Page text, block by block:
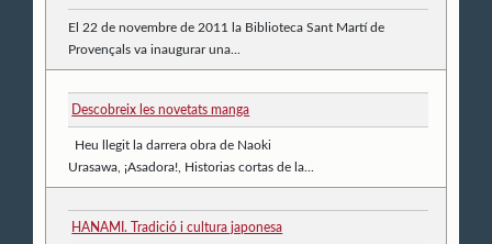
El 22 de novembre de 2011 la Biblioteca Sant Martí de
Provençals va inaugurar una...
Descobreix les novetats manga
Heu llegit la darrera obra de Naoki
Urasawa, ¡Asadora!, Historias cortas de la...
HANAMI. Tradició i cultura japonesa